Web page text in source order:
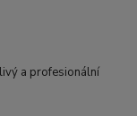
a profesionální